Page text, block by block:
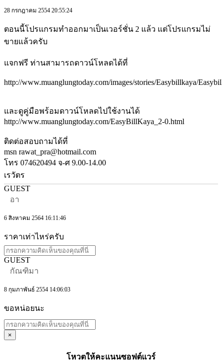
28 กรกฎาคม 2554 20:55:24
ตอนนี้โปรแกรมทำออกมาเป็นเวอร์ชั่น 2 แล้ว แต่โปรแกรมไม่
ขายแล้วครับ
แจกฟรี ท่านสามารถดาวน์โหลดได้ที่
http://www.muanglungtoday.com/images/stories/Easybillkaya/
และดูคู่มือพร้อมดาวน์โหลดไปใช้งานได้
http://www.muanglungtoday.com/EasyBillKaya_2-0.html
ติดต่อสอบถามได้ที่
msn rawat_pra@hotmail.com
โทร 074620494 จ-ศ 9.00-14.00
เรวัตร
GUEST
อา
6 สิงหาคม 2564 16:11:46
ราคาเท่าไหร่ครับ
GUEST
กัณฑิมา
8 กุมภาพันธ์ 2554 14:06:03
ขอหน่อยนะ
×
โหวตให้คะแนนซอฟต์แวร์